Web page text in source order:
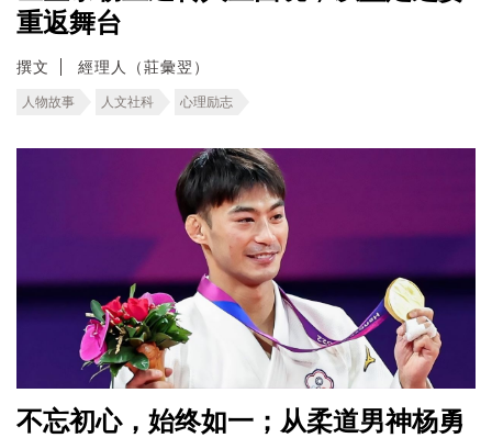
重返舞台
撰文 經理人（莊彙翌）
人物故事 人文社科 心理励志
不忘初心，始终如一；从柔道男神杨勇